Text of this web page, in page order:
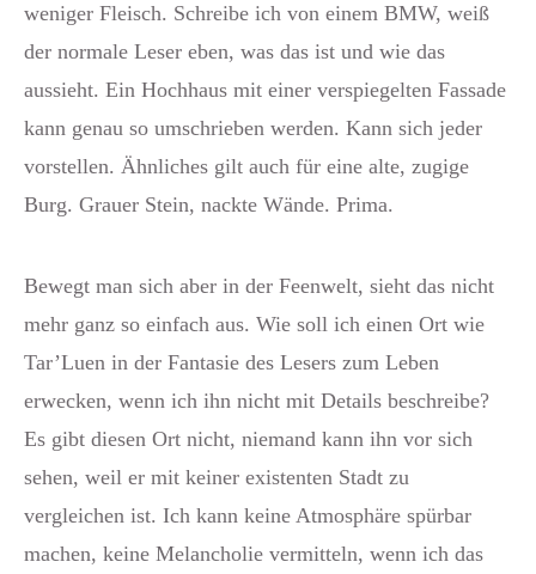
weniger Fleisch. Schreibe ich von einem BMW, weiß
der normale Leser eben, was das ist und wie das
aussieht. Ein Hochhaus mit einer verspiegelten Fassade
kann genau so umschrieben werden. Kann sich jeder
vorstellen. Ähnliches gilt auch für eine alte, zugige
Burg. Grauer Stein, nackte Wände. Prima.
Bewegt man sich aber in der Feenwelt, sieht das nicht
mehr ganz so einfach aus. Wie soll ich einen Ort wie
Tar’Luen in der Fantasie des Lesers zum Leben
erwecken, wenn ich ihn nicht mit Details beschreibe?
Es gibt diesen Ort nicht, niemand kann ihn vor sich
sehen, weil er mit keiner existenten Stadt zu
vergleichen ist. Ich kann keine Atmosphäre spürbar
machen, keine Melancholie vermitteln, wenn ich das